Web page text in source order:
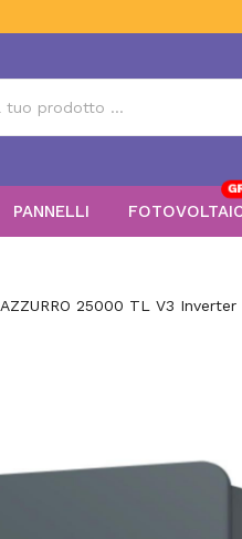
PANNELLI
AZZURRO 25000 TL V3